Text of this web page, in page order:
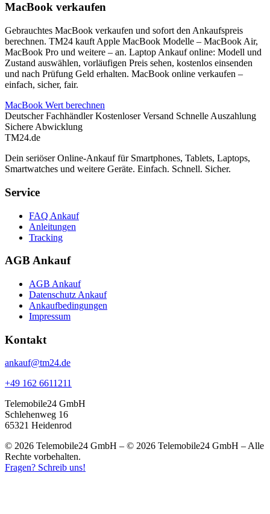
MacBook verkaufen
Gebrauchtes MacBook verkaufen und sofort den Ankaufspreis
berechnen. TM24 kauft Apple MacBook Modelle – MacBook Air,
MacBook Pro und weitere – an. Laptop Ankauf online: Modell und
Zustand auswählen, vorläufigen Preis sehen, kostenlos einsenden
und nach Prüfung Geld erhalten. MacBook online verkaufen –
einfach, sicher, fair.
MacBook Wert berechnen
Deutscher Fachhändler Kostenloser Versand Schnelle Auszahlung
Sichere Abwicklung
TM24.de
Dein seriöser Online-Ankauf für Smartphones, Tablets, Laptops,
Smartwatches und weitere Geräte. Einfach. Schnell. Sicher.
Service
FAQ Ankauf
Anleitungen
Tracking
AGB Ankauf
AGB Ankauf
Datenschutz Ankauf
Ankaufbedingungen
Impressum
Kontakt
ankauf@tm24.de
+49 162 6611211
Telemobile24 GmbH
Schlehenweg 16
65321 Heidenrod
© 2026 Telemobile24 GmbH – © 2026 Telemobile24 GmbH – Alle
Rechte vorbehalten.
Fragen? Schreib uns!